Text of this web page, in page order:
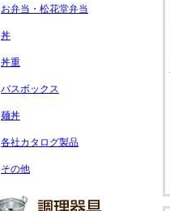
お弁当・松花堂弁当
丼
丼重
バスボックス
麺丼
各社カタログ製品
その他